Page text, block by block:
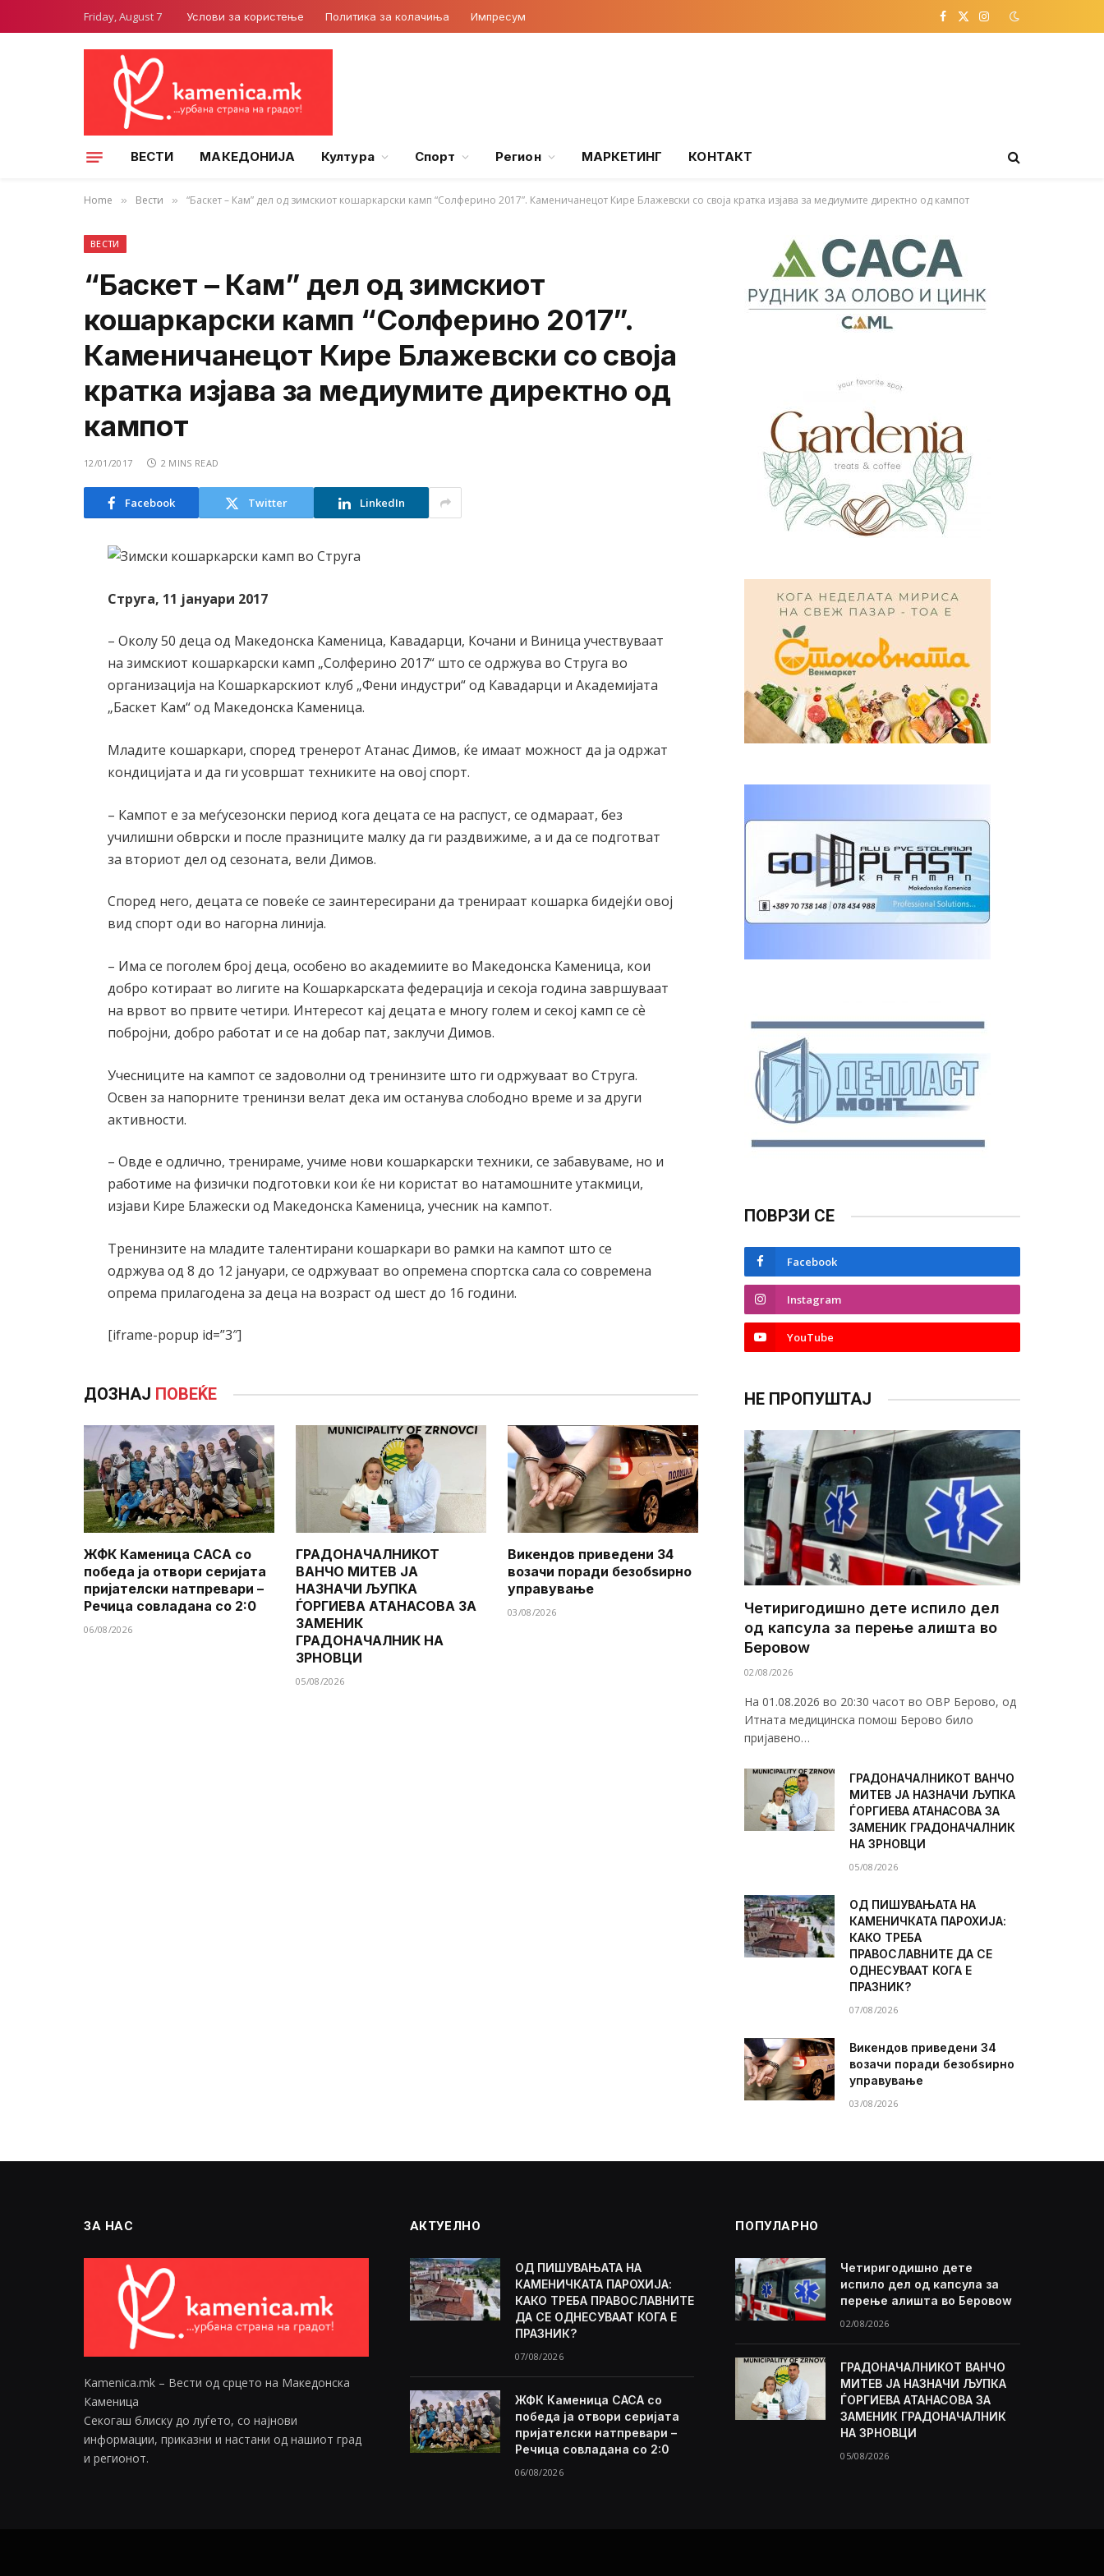
Friday, August 7 Услови за користење Политика за колачиња Импресум Facebook
X
Instagram
ВЕСТИ МАКЕДОНИЈА Култура Спорт Регион МАРКЕТИНГ КОНТАКТ
Home » Вести » “Баскет – Кам” дел од зимскиот кошаркарски камп “Солферино 2017”. Каменичанецот Кире Блажевски со своја кратка изјава за медиумите директно од кампот
ВЕСТИ
“Баскет – Кам” дел од зимскиот
кошаркарски камп “Солферино 2017”.
Каменичанецот Кире Блажевски со своја
кратка изјава за медиумите директно од
кампот
12/01/2017 2 MINS READ
Facebook Twitter LinkedIn
Струга, 11 јануари 2017
– Околу 50 деца од Македонска Каменица, Кавадарци, Кочани и Виница учествуваат
на зимскиот кошаркарски камп „Солферино 2017“ што се одржува во Струга во
организација на Кошаркарскиот клуб „Фени индустри“ од Кавадарци и Академијата
„Баскет Кам“ од Македонска Каменица.
Младите кошаркари, според тренерот Атанас Димов, ќе имаат можност да ја одржат
кондицијата и да ги усовршат техниките на овој спорт.
– Кампот е за меѓусезонски период кога децата се на распуст, се одмараат, без
училишни обврски и после празниците малку да ги раздвижиме, а и да се подготват
за вториот дел од сезоната, вели Димов.
Според него, децата се повеќе се заинтересирани да тренираат кошарка бидејќи овој
вид спорт оди во нагорна линија.
– Има се поголем број деца, особено во академиите во Македонска Каменица, кои
добро котираат во лигите на Кошаркарската федерација и секоја година завршуваат
на врвот во првите четири. Интересот кај децата е многу голем и секој камп се сѐ
побројни, добро работат и се на добар пат, заклучи Димов.
Учесниците на кампот се задоволни од тренинзите што ги одржуваат во Струга.
Освен за напорните тренинзи велат дека им останува слободно време и за други
активности.
– Овде е одлично, тренираме, учиме нови кошаркарски техники, се забавуваме, но и
работиме на физички подготовки кои ќе ни користат во натамошните утакмици,
изјави Кире Блажески од Македонска Каменица, учесник на кампот.
Тренинзите на младите талентирани кошаркари во рамки на кампот што се
одржува од 8 до 12 јануари, се одржуваат во опремена спортска сала со современа
опрема прилагодена за деца на возраст од шест до 16 години.
[iframe-popup id=”3″]
ДОЗНАЈ ПОВЕЌЕ
ЖФК Каменица САСА со
победа ја отвори серијата
пријателски натпревари –
Речица совладана со 2:0
06/08/2026
ГРАДОНАЧАЛНИКОТ
ВАНЧО МИТЕВ ЈА
НАЗНАЧИ ЉУПКА
ЃОРГИЕВА АТАНАСОВА ЗА
ЗАМЕНИК
ГРАДОНАЧАЛНИК НА
ЗРНОВЦИ
05/08/2026
Викендов приведени 34
возачи поради безобѕирно
управување
03/08/2026
ПОВРЗИ СЕ
Facebook
Instagram
YouTube
НЕ ПРОПУШТАЈ
Четиригодишно дете испило дел
од капсула за перење алишта во
Беровоw
02/08/2026
На 01.08.2026 во 20:30 часот во ОВР Берово, од
Итната медицинска помош Берово било
пријавено…
ГРАДОНАЧАЛНИКОТ ВАНЧО
МИТЕВ ЈА НАЗНАЧИ ЉУПКА
ЃОРГИЕВА АТАНАСОВА ЗА
ЗАМЕНИК ГРАДОНАЧАЛНИК
НА ЗРНОВЦИ
05/08/2026
ОД ПИШУВАЊАТА НА
КАМЕНИЧКАТА ПАРОХИЈА:
КАКО ТРЕБА
ПРАВОСЛАВНИТЕ ДА СЕ
ОДНЕСУВААТ КОГА Е
ПРАЗНИК?
07/08/2026
Викендов приведени 34
возачи поради безобѕирно
управување
03/08/2026
ЗА НАС
Kamenica.mk – Вести од срцето на Македонска
Каменица
Секогаш блиску до луѓето, со најнови
информации, приказни и настани од нашиот град
и регионот.
АКТУЕЛНО
ОД ПИШУВАЊАТА НА
КАМЕНИЧКАТА ПАРОХИЈА:
КАКО ТРЕБА ПРАВОСЛАВНИТЕ
ДА СЕ ОДНЕСУВААТ КОГА Е
ПРАЗНИК?
07/08/2026
ЖФК Каменица САСА со
победа ја отвори серијата
пријателски натпревари –
Речица совладана со 2:0
06/08/2026
ПОПУЛАРНО
Четиригодишно дете
испило дел од капсула за
перење алишта во Беровоw
02/08/2026
ГРАДОНАЧАЛНИКОТ ВАНЧО
МИТЕВ ЈА НАЗНАЧИ ЉУПКА
ЃОРГИЕВА АТАНАСОВА ЗА
ЗАМЕНИК ГРАДОНАЧАЛНИК
НА ЗРНОВЦИ
05/08/2026